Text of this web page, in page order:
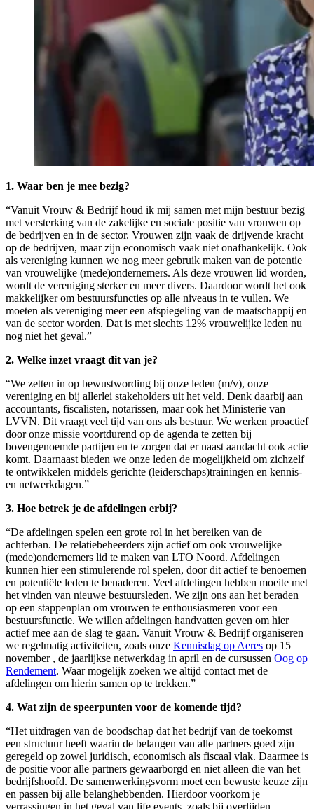
1. Waar ben je mee bezig?
“Vanuit Vrouw & Bedrijf houd ik mij samen met mijn bestuur bezig
met versterking van de zakelijke en sociale positie van vrouwen op
de bedrijven en in de sector. Vrouwen zijn vaak de drijvende kracht
op de bedrijven, maar zijn economisch vaak niet onafhankelijk. Ook
als vereniging kunnen we nog meer gebruik maken van de potentie
van vrouwelijke (mede)ondernemers. Als deze vrouwen lid worden,
wordt de vereniging sterker en meer divers. Daardoor wordt het ook
makkelijker om bestuursfuncties op alle niveaus in te vullen. We
moeten als vereniging meer een afspiegeling van de maatschappij en
van de sector worden. Dat is met slechts 12% vrouwelijke leden nu
nog niet het geval.”
2. Welke inzet vraagt dit van je?
“We zetten in op bewustwording bij onze leden (m/v), onze
vereniging en bij allerlei stakeholders uit het veld. Denk daarbij aan
accountants, fiscalisten, notarissen, maar ook het Ministerie van
LVVN. Dit vraagt veel tijd van ons als bestuur. We werken proactief
door onze missie voortdurend op de agenda te zetten bij
bovengenoemde partijen en te zorgen dat er naast aandacht ook actie
komt. Daarnaast bieden we onze leden de mogelijkheid om zichzelf
te ontwikkelen middels gerichte (leiderschaps)trainingen en kennis-
en netwerkdagen.”
3. Hoe betrek je de afdelingen erbij?
“De afdelingen spelen een grote rol in het bereiken van de
achterban. De relatiebeheerders zijn actief om ook vrouwelijke
(mede)ondernemers lid te maken van LTO Noord. Afdelingen
kunnen hier een stimulerende rol spelen, door dit actief te benoemen
en potentiële leden te benaderen. Veel afdelingen hebben moeite met
het vinden van nieuwe bestuursleden. We zijn ons aan het beraden
op een stappenplan om vrouwen te enthousiasmeren voor een
bestuursfunctie. We willen afdelingen handvatten geven om hier
actief mee aan de slag te gaan. Vanuit Vrouw & Bedrijf organiseren
we regelmatig activiteiten, zoals onze Kennisdag op Aeres op 15
november , de jaarlijkse netwerkdag in april en de cursussen Oog op
Rendement. Waar mogelijk zoeken we altijd contact met de
afdelingen om hierin samen op te trekken.”
4. Wat zijn de speerpunten voor de komende tijd?
“Het uitdragen van de boodschap dat het bedrijf van de toekomst
een structuur heeft waarin de belangen van alle partners goed zijn
geregeld op zowel juridisch, economisch als fiscaal vlak. Daarmee is
de positie voor alle partners gewaarborgd en niet alleen die van het
bedrijfshoofd. De samenwerkingsvorm moet een bewuste keuze zijn
en passen bij alle belanghebbenden. Hierdoor voorkom je